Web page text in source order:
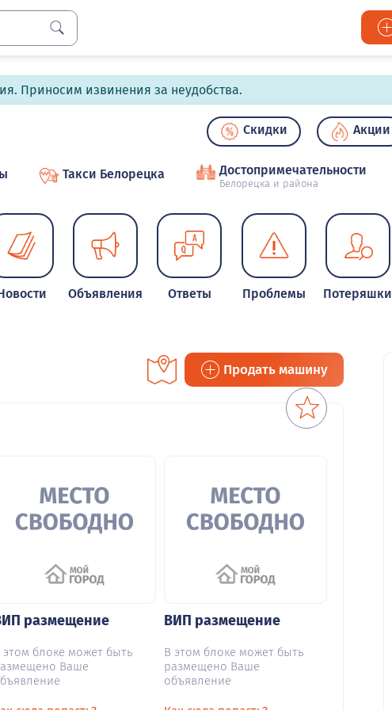
Приносим извинения за неудобства.
Скидки Акции
Такси Белорецка Достопримечательности
Белорецка и района
Объявления Ответы Проблемы Потеряшки
Продать машину
размещение
этом блоке может быть
Ваше
ВИП размещение
В этом блоке может быть
размещено Ваше
объявление